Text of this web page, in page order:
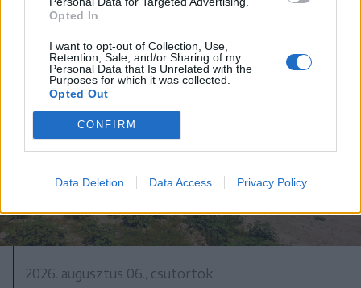
Opted In
I want to opt-out of Collection, Use,
Retention, Sale, and/or Sharing of my
Personal Data that Is Unrelated with the
Purposes for which it was collected.
Opted Out
CONFIRM
Data Deletion Data Access Privacy Policy
2026. augusztus 06., csütörtök